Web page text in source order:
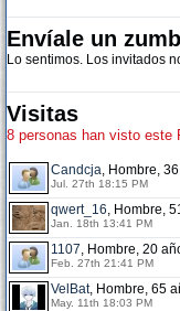
Envíale un
Lo sentimos. Los invitados
Visitas
8 personas han visto este
Candcja, Hombre,
Jul. 27th 18:15 PM
qwert_16, Hombre,
Jan. 18th 13:41 PM
1107, Hombre, 20
Feb. 27th 21:41 PM
VelBat, Hombre, 65
May. 11th 18:03 PM